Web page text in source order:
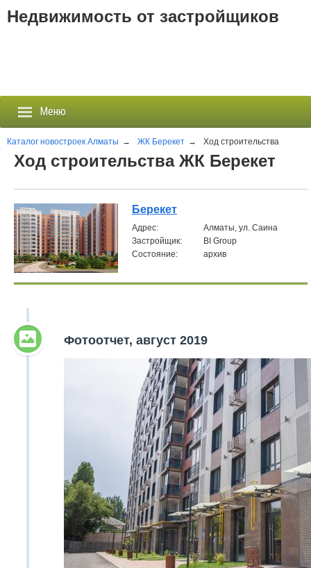
Недвижимость от застройщиков
Меню
Новостройки
Новости
События
Объявления
Каталог новостроек Алматы → ЖК Берекет → Ход строительства
Ход строительства ЖК Берекет
Берекет
Aдрес:
Алматы, ул. Саина
Застройщик:
BI Group
Состояние:
архив
Фотоотчет, август 2019